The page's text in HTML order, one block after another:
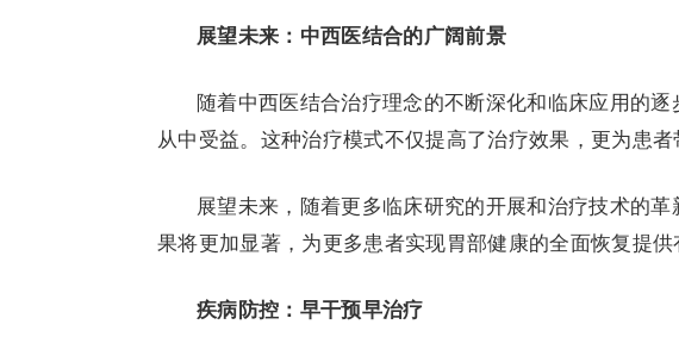
展望未来：中西医结合的广阔前景
随着中西医结合治疗理念的不断深化和临床应用的
从中受益。这种治疗模式不仅提高了治疗效果，更为患
展望未来，随着更多临床研究的开展和治疗技术的
果将更加显著，为更多患者实现胃部健康的全面恢复提供
疾病防控：早干预早治疗